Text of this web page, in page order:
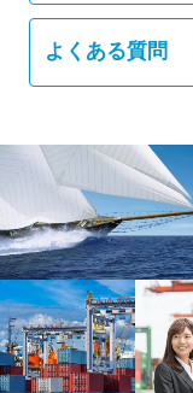
よくある質問